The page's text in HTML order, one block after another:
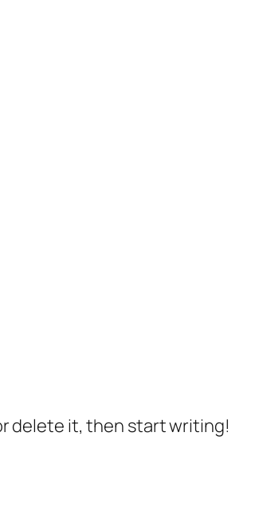
delete it, then start writing!